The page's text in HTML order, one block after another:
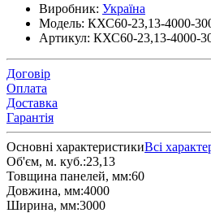
Виробник: Україна
Модель: КХС60-23,13-4000-
Артикул: КХС60-23,13-4000-
Договір
Оплата
Доставка
Гарантія
Основні характеристикиВсі
Об'єм, м. куб.:23,13
Товщина панелей, мм:60
Довжина, мм:4000
Ширина, мм:3000